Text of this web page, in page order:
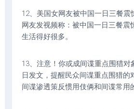
12、美国女网友被中国一日三餐震
网友发视频称：被中国一日三餐震
生活得好很多。
13、注意！你或成间谍重点围猎对
日发文，提醒民众间谍重点围猎的
间谍渗透策反惯用伎俩和间谍常用